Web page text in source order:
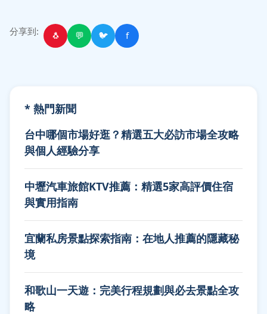
分享到: 🐧 💬 🐦 f
* 熱門新聞
台中哪個市場好逛？精選五大必訪市場全攻略
與個人經驗分享
中壢汽車旅館KTV推薦：精選5家高評價住宿
與實用指南
宜蘭私房景點探索指南：在地人推薦的隱藏秘
境
和歌山一天遊：完美行程規劃與必去景點全攻
略